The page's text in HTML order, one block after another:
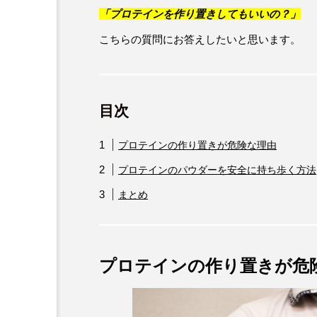
「プロテインを作り置きしてもいいの？」
こちらの質問にお答えしたいと思います。
目次
プロテインの作り置きが危険な理由
プロテインのパウダーを安全に持ち歩く方法
まとめ
プロテインの作り置きが危